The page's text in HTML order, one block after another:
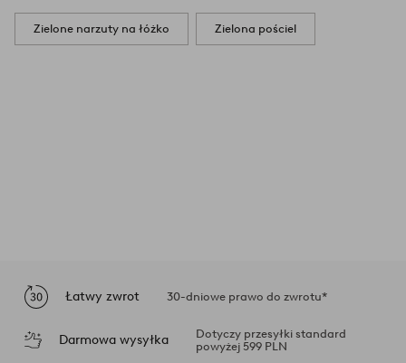
Zielone narzuty na łóżko Zielona pościel
Łatwy zwrot 30-dniowe prawo do zwrotu*
Darmowa wysyłka
Dotyczy przesyłki standard
powyżej 599 PLN